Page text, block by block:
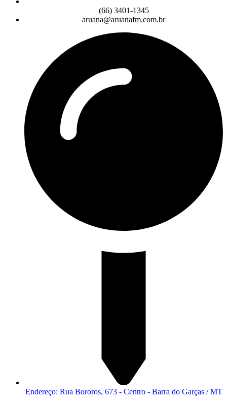
(66) 3401-1345
aruana@aruanafm.com.br
Endereço: Rua Bororos, 673 - Centro - Barra do Garças / MT